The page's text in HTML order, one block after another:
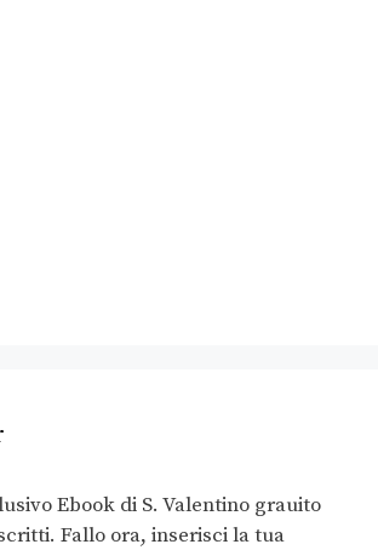
Ebook di S. Valentino grauito
Fallo ora, inserisci la tua